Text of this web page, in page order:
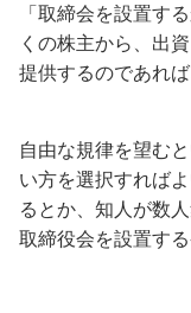
「取締会を設置す
くの株主から、出
提供するのであれ
自由な規律を望む
い方を選択すれば
るとか、知人が数
取締役会を設置す